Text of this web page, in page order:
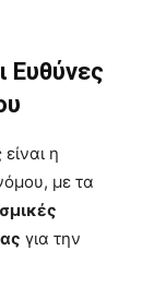
Ευθύνες
η
με τα
για την